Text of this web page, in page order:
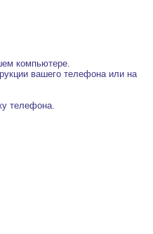
компьютере.
вашего телефона или на
телефона.